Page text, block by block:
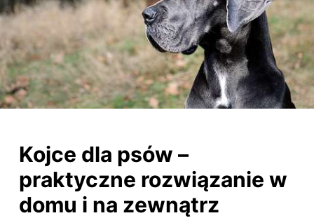
Kojce dla psów –
praktyczne rozwiązanie w
domu i na zewnątrz